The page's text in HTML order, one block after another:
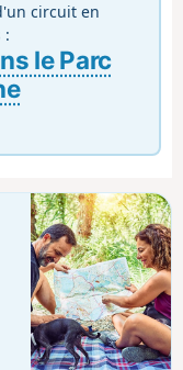
circuit en
:
le Parc